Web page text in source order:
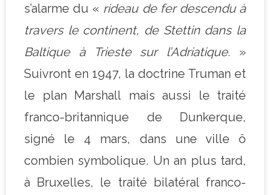
s’alarme du « rideau de fer descendu à
travers le continent, de Stettin dans la
Baltique à Trieste sur l’Adriatique. »
Suivront en 1947, la doctrine Truman et
le plan Marshall mais aussi le traité
franco-britannique de Dunkerque,
signé le 4 mars, dans une ville ô
combien symbolique. Un an plus tard,
à Bruxelles, le traité bilatéral franco-